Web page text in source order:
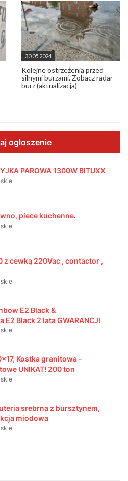
30.05.2024
Kolejne ostrzeżenia przed
silnymi burzami. Zobacz radar
burz (aktualizacja)